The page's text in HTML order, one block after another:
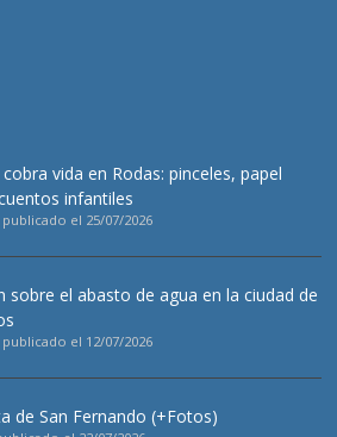
vida en Rodas: pinceles, papel
infantiles
publicado el 25/07/2026
sobre el abasto de agua en la ciudad de
publicado el 12/07/2026
de San Fernando (+Fotos)